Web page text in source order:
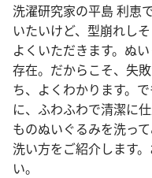
洗濯研究家の平島 利恵
いたいけど、型崩れし
よくいただきます。ぬ
存在。だからこそ、失
ち、よくわかります。
に、ふわふわで清潔に
ものぬいぐるみを洗っ
洗い方をご紹介します
い。